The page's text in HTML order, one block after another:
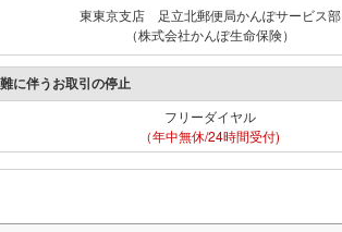
東東京支店 足立北郵便局かんぽサービス部
（株式会社かんぽ生命保険）
に伴うお取引の停止
フリーダイヤル
（年中無休/24時間受付)